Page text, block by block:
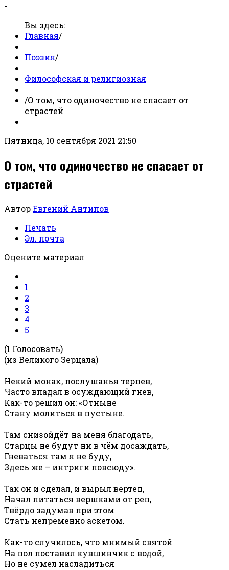
-
Вы здесь:
Главная/
Поэзия/
Философская и религиозная
/О том, что одиночество не спасает от
страстей
Пятница, 10 сентября 2021 21:50
О том, что одиночество не спасает от
страстей
АвторЕвгений Антипов
Печать
Эл. почта
Оцените материал
1
2
3
4
5
(1 Голосовать)
(из Великого Зерцала)
Некий монах, послушанья терпев,
Часто впадал в осуждающий гнев,
Как-то решил он: «Отныне
Стану молиться в пустыне.
Там снизойдёт на меня благодать,
Старцы не будут ни в чём досаждать,
Гневаться там я не буду,
Здесь же – интриги повсюду».
Так он и сделал, и вырыл вертеп,
Начал питаться вершками от реп,
Твёрдо задумав при этом
Стать непременно аскетом.
Как-то случилось, что мнимый святой
На пол поставил кувшинчик с водой,
Но не сумел насладиться